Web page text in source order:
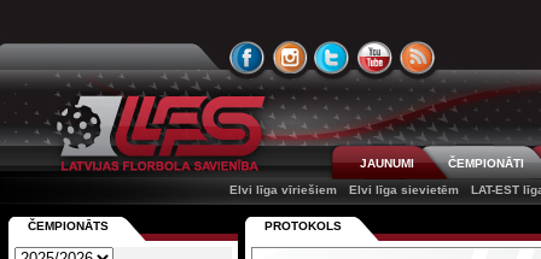
JAUNUMI
ČEMPIONĀTI
Elvi līga vīriešiem
Elvi līga sievietēm LAT-EST
PROTOKOLS
ČEMPIONĀTS